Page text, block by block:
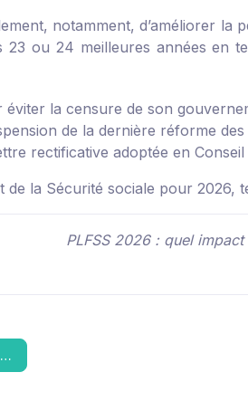
notamment, d’améliorer la
ou 24 meilleures années en
éviter la censure de son
de la dernière réforme
rectificative adoptée en
de la Sécurité sociale pour 2026,
PLFSS 2026 : quel